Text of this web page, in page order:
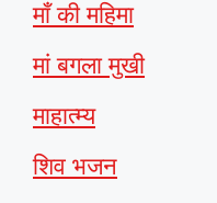
माँ की महिमा
मां बगला मुखी
माहात्म्य
शिव भजन